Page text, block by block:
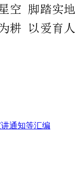
通知等汇编